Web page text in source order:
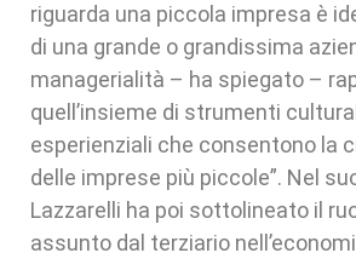
riguarda una piccola impresa è
di una grande o grandissima
managerialità – ha spiegato –
quell’insieme di strumenti
esperienziali che consentono la
delle imprese più piccole”. Nel
Lazzarelli ha poi sottolineato il
assunto dal terziario